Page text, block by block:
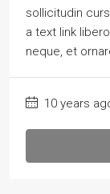
sollicitudin
a text link
neque, et
10 years